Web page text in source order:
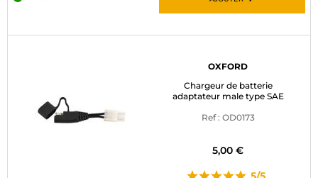
OXFORD
Chargeur de batterie
adaptateur male type SAE
Ref : OD0173
5,00 €